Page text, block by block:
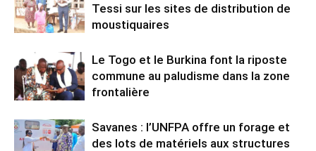
Tessi sur les sites de distribution de
moustiquaires
Le Togo et le Burkina font la riposte
commune au paludisme dans la zone
frontalière
Savanes : l’UNFPA offre un forage et
des lots de matériels aux structures